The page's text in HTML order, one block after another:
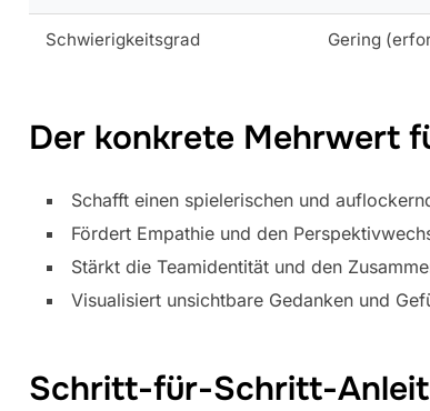
Schwierigkeitsgrad Gering
Der konkrete Mehrwert
Schafft einen spielerischen und
Fördert Empathie und den
Stärkt die Teamidentität und den
Visualisiert unsichtbare Gedanken und
Schritt-für-Schritt-